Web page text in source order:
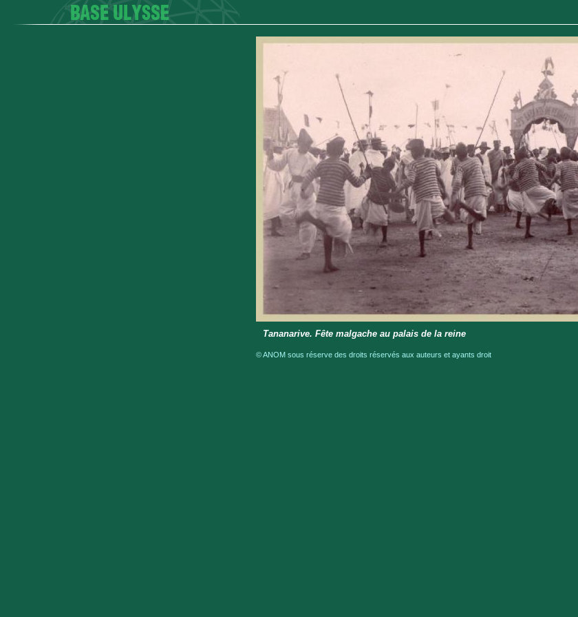
Tananarive. Fête malgache au palais de la reine
© ANOM sous réserve des droits réservés aux auteurs et ayants droit